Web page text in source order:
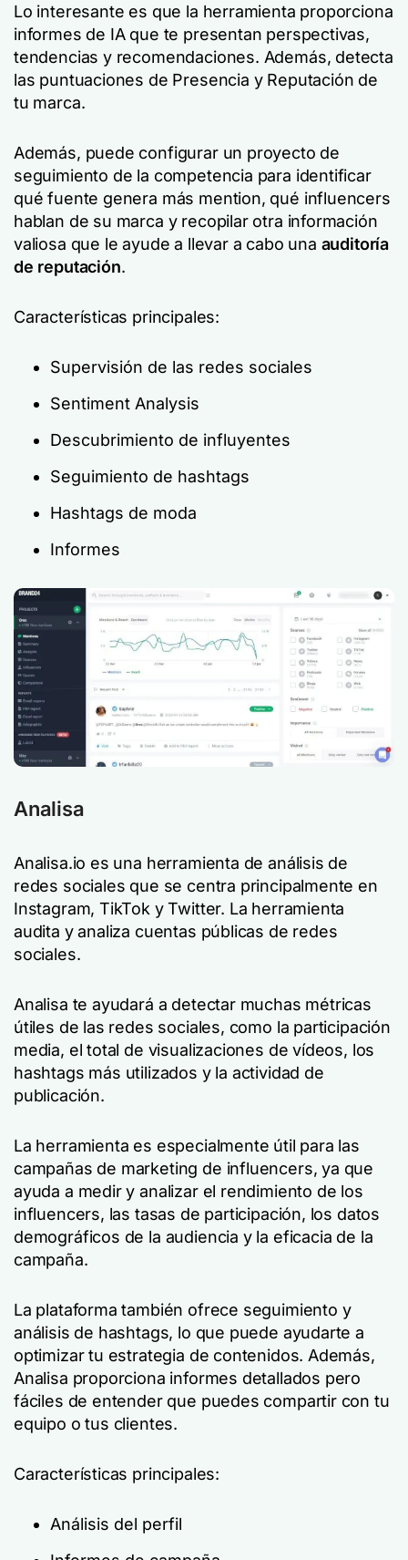
Lo interesante es que la herramienta proporciona
informes de IA que te presentan perspectivas,
tendencias y recomendaciones. Además, detecta
las puntuaciones de Presencia y Reputación de
tu marca.
Además, puede configurar un proyecto de
seguimiento de la competencia para identificar
qué fuente genera más mention, qué influencers
hablan de su marca y recopilar otra información
valiosa que le ayude a llevar a cabo una auditoría
de reputación.
Características principales:
Supervisión de las redes sociales
Sentiment Analysis
Descubrimiento de influyentes
Seguimiento de hashtags
Hashtags de moda
Informes
Analisa
Analisa.io es una herramienta de análisis de
redes sociales que se centra principalmente en
Instagram, TikTok y Twitter. La herramienta
audita y analiza cuentas públicas de redes
sociales.
Analisa te ayudará a detectar muchas métricas
útiles de las redes sociales, como la participación
media, el total de visualizaciones de vídeos, los
hashtags más utilizados y la actividad de
publicación.
La herramienta es especialmente útil para las
campañas de marketing de influencers, ya que
ayuda a medir y analizar el rendimiento de los
influencers, las tasas de participación, los datos
demográficos de la audiencia y la eficacia de la
campaña.
La plataforma también ofrece seguimiento y
análisis de hashtags, lo que puede ayudarte a
optimizar tu estrategia de contenidos. Además,
Analisa proporciona informes detallados pero
fáciles de entender que puedes compartir con tu
equipo o tus clientes.
Características principales:
Análisis del perfil